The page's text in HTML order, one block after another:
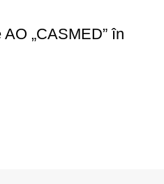
„CASMED” în